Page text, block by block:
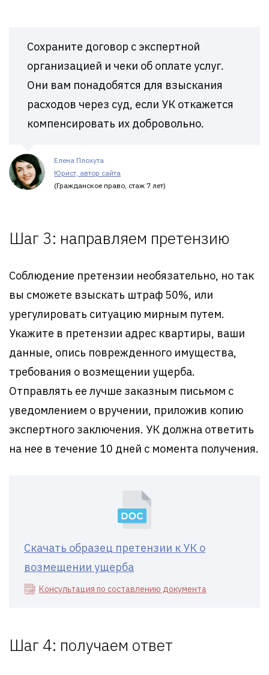
Сохраните договор с экспертной
организацией и чеки об оплате услуг.
Они вам понадобятся для взыскания
расходов через суд, если УК откажется
компенсировать их добровольно.
Елена Плохута
Юрист, автор сайта
(Гражданское право, стаж 7 лет)
Шаг 3: направляем претензию
Соблюдение претензии необязательно, но так
вы сможете взыскать штраф 50%, или
урегулировать ситуацию мирным путем.
Укажите в претензии адрес квартиры, ваши
данные, опись поврежденного имущества,
требования о возмещении ущерба.
Отправлять ее лучше заказным письмом с
уведомлением о вручении, приложив копию
экспертного заключения. УК должна ответить
на нее в течение 10 дней с момента получения.
Скачать образец претензии к УК о
возмещении ущерба
Консультация по составлению документа
Шаг 4: получаем ответ